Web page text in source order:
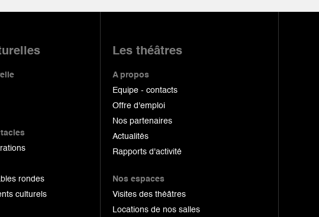
rondes
culturels
Les théâtres
A propos
Equipe - contacts
Offre d'emploi
Nos partenaires
Actualités
Rapports d'activité
Nos espaces
Visites des théâtres
Locations de nos salles